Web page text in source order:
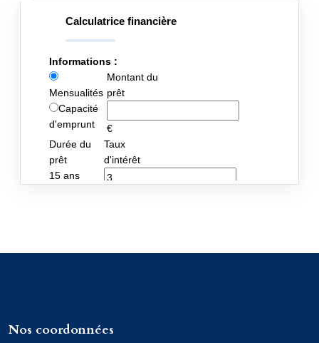
Nos coordonnées